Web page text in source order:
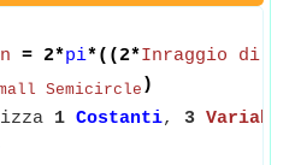
= 2*pi*((2*Inraggio di
Semicircle )
1 Costanti, 3